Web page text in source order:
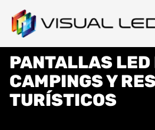
PANTALLAS LED
CAMPINGS Y
TURÍSTICOS